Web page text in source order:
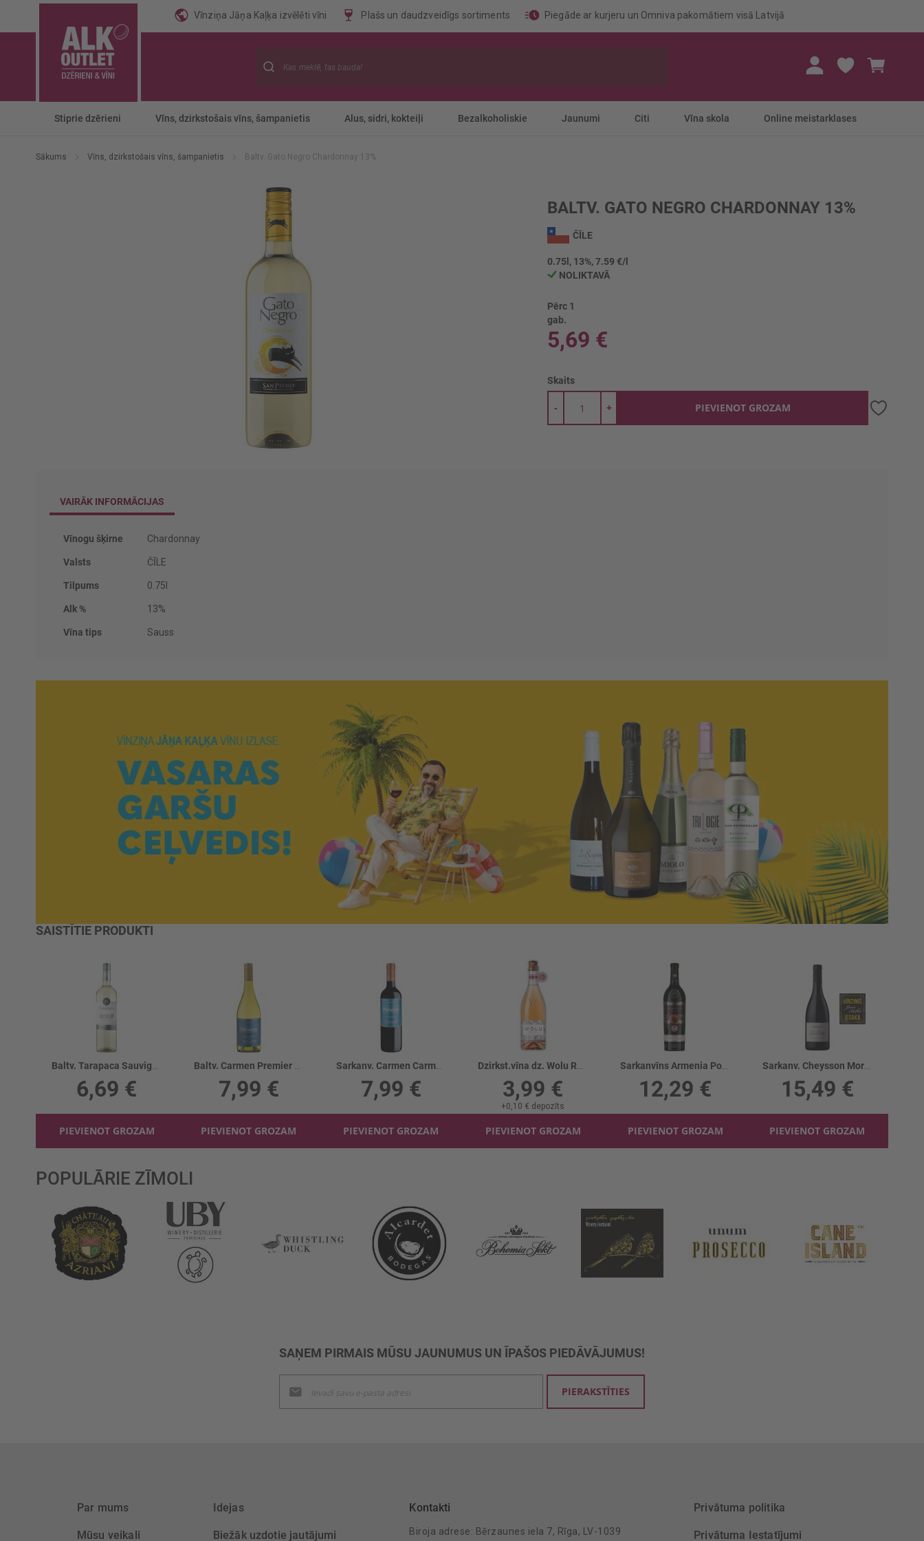
Vīnziņa Jāņa Kaļķa izvēlēti vīni Plašs un daudzveidīgs sortiments Piegāde ar kurjeru un Omniva pakomātiem visā Latvijā
Stiprie dzērieni Vīns, dzirkstošais vīns, šampanietis Alus, sidri, kokteiļi Bezalkoholiskie Jaunumi Citi Vīna skola Online meistarklases
Sākums Vīns, dzirkstošais vīns, šampanietis Baltv. Gato Negro Chardonnay 13%
BALTV. GATO NEGRO CHARDONNAY 13%
sākumu
ČĪLE
0.75l, 13%, 7.59 €/l
NOLIKTAVĀ
Pērc 1
gab.
5,69 €
Skaits
+
- PIEVIENOT GROZAM
VAIRĀK INFORMĀCIJAS
Vairāk
Vīnogu šķirne Chardonnay
Valsts ČĪLE
Tilpums 0.75l
Alk % 13%
Vīna tips Sauss
SAISTĪTIE PRODUKTI
Baltv. Tarapaca Sauvignon Blanc 12.5%
6,69 €
PIEVIENOT GROZAM
Baltv. Carmen Premier Res.Chard. 13.5%
7,99 €
PIEVIENOT GROZAM
Sarkanv. Carmen Carmenere 13%
7,99 €
PIEVIENOT GROZAM
Dzirkst.vīna dz. Wolu Rabarberu 6%
3,99 €
+0,10 € depozīts
PIEVIENOT GROZAM
Sarkanvīns Armenia Pomegranate 11.5%
12,29 €
PIEVIENOT GROZAM
Sarkanv. Cheysson Morgon Les Deleys 13%
15,49 €
PIEVIENOT GROZAM
POPULĀRIE ZĪMOLI
SAŅEM PIRMAIS MŪSU JAUNUMUS UN ĪPAŠOS PIEDĀVĀJUMUS!
jaunumu
saņemšanai:
PIERAKSTĪTIES
Par mums
Mūsu veikali
Idejas
Biežāk uzdotie jautājumi
Kontakti
Biroja adrese: Bērzaunes iela 7, Rīga, LV-1039
Privātuma politika
Privātuma Iestatījumi